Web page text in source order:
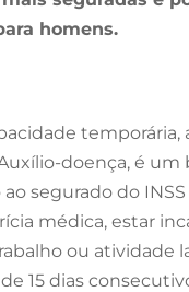
homens.
temporária,
doença, é um
segurado do
médica, estar
ou atividade
15 dias